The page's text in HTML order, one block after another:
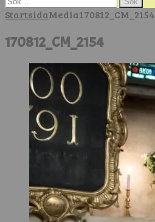
efter:
StartsidaMedia170812_CM_2154
170812_CM_2154